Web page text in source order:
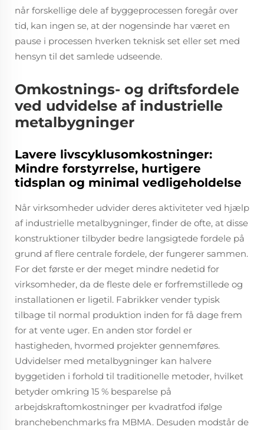
når forskellige dele af byggeprocessen foregår over
tid, kan ingen se, at der nogensinde har været en
pause i processen hverken teknisk set eller set med
hensyn til det samlede udseende.
Omkostnings- og driftsfordele
ved udvidelse af industrielle
metalbygninger
Lavere livscyklusomkostninger:
Mindre forstyrrelse, hurtigere
tidsplan og minimal vedligeholdelse
Når virksomheder udvider deres aktiviteter ved hjælp
af industrielle metalbygninger, finder de ofte, at disse
konstruktioner tilbyder bedre langsigtede fordele på
grund af flere centrale fordele, der fungerer sammen.
For det første er der meget mindre nedetid for
virksomheder, da de fleste dele er forfremstillede og
installationen er ligetil. Fabrikker vender typisk
tilbage til normal produktion inden for få dage frem
for at vente uger. En anden stor fordel er
hastigheden, hvormed projekter gennemføres.
Udvidelser med metalbygninger kan halvere
byggetiden i forhold til traditionelle metoder, hvilket
betyder omkring 15 % besparelse på
arbejdskraftomkostninger per kvadratfod ifølge
branchebenchmarks fra MBMA. Desuden modstår de